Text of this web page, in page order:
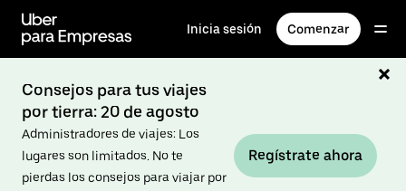
contenido
principal
Inicia sesión Comenzar
Consejos para tus viajes
por tierra: 20 de agosto
Administradores de viajes: Los
lugares son limitados. No te
pierdas los consejos para viajar por
Regístrate ahora